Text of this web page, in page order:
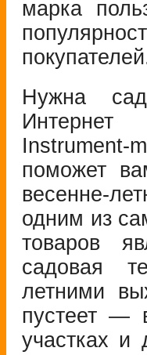
марка
Нужна
Instrument-
поможет
весенне-
одним из
товаров
садовая
летними
пустеет —
участках и